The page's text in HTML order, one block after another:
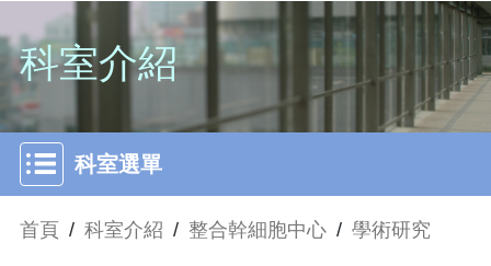
科室介紹
科室選單
首頁 / 科室介紹 / 整合幹細胞中心 / 學術研究